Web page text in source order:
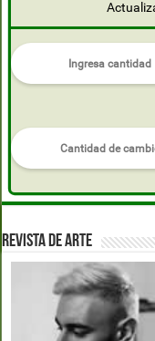
REVISTA DE ARTE